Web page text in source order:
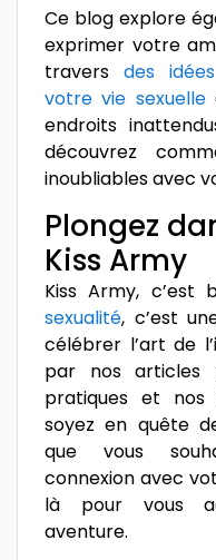
Ce blog explore
exprimer votre
travers des
votre vie sexuelle
endroits
découvrez
inoubliables avec
Plongez
Kiss Army
Kiss Army, c’est
sexualité, c’est
célébrer l’art de
par nos articles
pratiques et nos
soyez en quête
que vous
connexion avec
là pour vous
aventure.